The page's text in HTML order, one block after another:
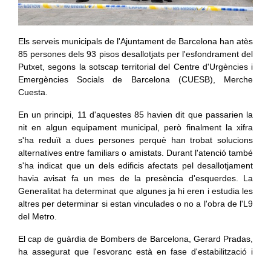
Els serveis municipals de l'Ajuntament de Barcelona han atès
85 persones dels 93 pisos desallotjats per l'esfondrament del
Putxet, segons la sotscap territorial del Centre d'Urgències i
Emergències Socials de Barcelona (CUESB), Merche
Cuesta.
En un principi, 11 d'aquestes 85 havien dit que passarien la
nit en algun equipament municipal, però finalment la xifra
s'ha reduït a dues persones perquè han trobat solucions
alternatives entre familiars o amistats. Durant l'atenció també
s'ha indicat que un dels edificis afectats pel desallotjament
havia avisat fa un mes de la presència d'esquerdes. La
Generalitat ha determinat que algunes ja hi eren i estudia les
altres per determinar si estan vinculades o no a l'obra de l'L9
del Metro.
El cap de guàrdia de Bombers de Barcelona, Gerard Pradas,
ha assegurat que l'esvoranc està en fase d'estabilització i